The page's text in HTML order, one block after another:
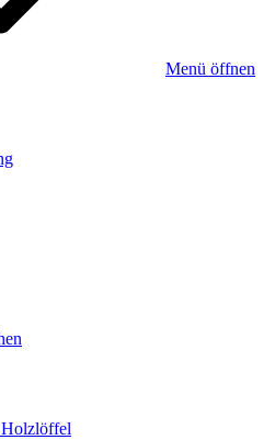
Menü öffnen